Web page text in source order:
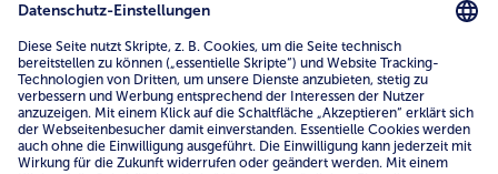
Mein bofrost*
www.bofrost.de
service@bofrost.de
0800 - 000 19 18
Mo.-Fr.: 7-21 Uhr Sa: 8-16 Uhr